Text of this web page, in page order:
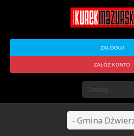
ZALOGUJ
ZAŁÓŻ KONTO